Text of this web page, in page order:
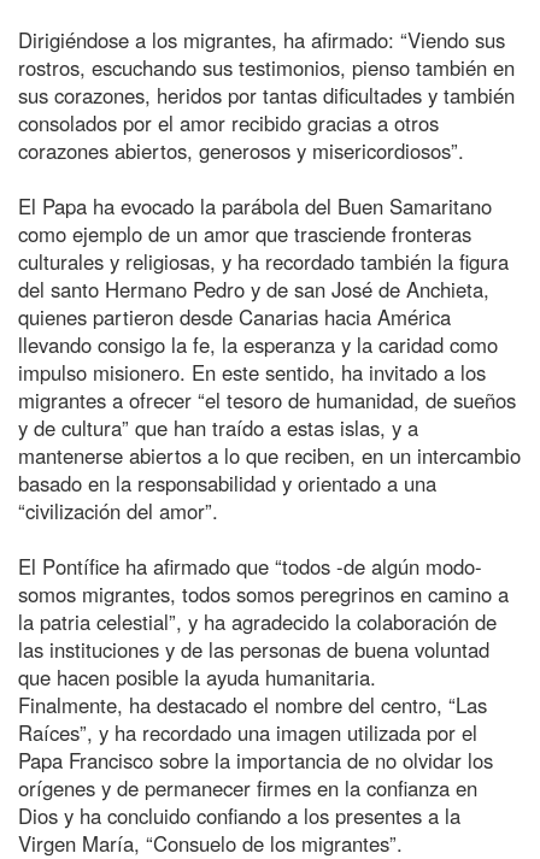
Dirigiéndose a los migrantes, ha afirmado: “Viendo sus
rostros, escuchando sus testimonios, pienso también en
sus corazones, heridos por tantas dificultades y también
consolados por el amor recibido gracias a otros
corazones abiertos, generosos y misericordiosos”.
El Papa ha evocado la parábola del Buen Samaritano
como ejemplo de un amor que trasciende fronteras
culturales y religiosas, y ha recordado también la figura
del santo Hermano Pedro y de san José de Anchieta,
quienes partieron desde Canarias hacia América
llevando consigo la fe, la esperanza y la caridad como
impulso misionero. En este sentido, ha invitado a los
migrantes a ofrecer “el tesoro de humanidad, de sueños
y de cultura” que han traído a estas islas, y a
mantenerse abiertos a lo que reciben, en un intercambio
basado en la responsabilidad y orientado a una
“civilización del amor”.
El Pontífice ha afirmado que “todos -de algún modo-
somos migrantes, todos somos peregrinos en camino a
la patria celestial”, y ha agradecido la colaboración de
las instituciones y de las personas de buena voluntad
que hacen posible la ayuda humanitaria.
Finalmente, ha destacado el nombre del centro, “Las
Raíces”, y ha recordado una imagen utilizada por el
Papa Francisco sobre la importancia de no olvidar los
orígenes y de permanecer firmes en la confianza en
Dios y ha concluido confiando a los presentes a la
Virgen María, “Consuelo de los migrantes”.